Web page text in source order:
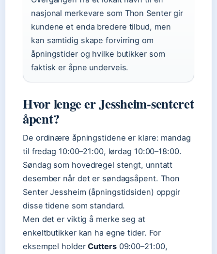
nasjonal merkevare som Thon Senter gir
kundene et enda bredere tilbud, men
kan samtidig skape forvirring om
åpningstider og hvilke butikker som
faktisk er åpne underveis.
Hvor lenge er Jessheim-senteret
åpent?
De ordinære åpningstidene er klare: mandag
til fredag 10:00–21:00, lørdag 10:00–18:00.
Søndag som hovedregel stengt, unntatt
desember når det er søndagsåpent. Thon
Senter Jessheim (åpningstidsiden) oppgir
disse tidene som standard.
Men det er viktig å merke seg at
enkeltbutikker kan ha egne tider. For
eksempel holderCutters09:00–21:00,